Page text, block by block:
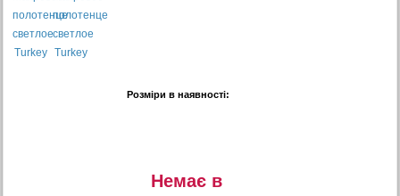
Розміри в наявності:
Немає в